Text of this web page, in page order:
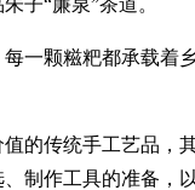
一颗糍粑都承载着
的传统手工艺品，
制作工具的准备，